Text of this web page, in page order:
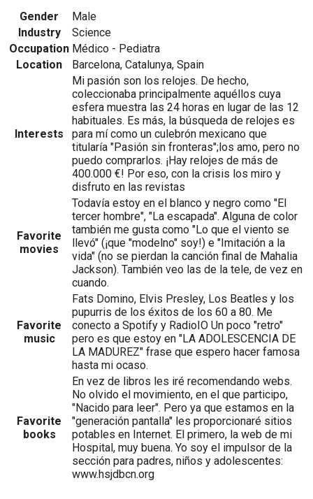
Gender
Male
Industry
Science
Occupation Médico - Pediatra
Location
Barcelona, Catalunya, Spain
Interests
Mi pasión son los relojes. De hecho,
coleccionaba principalmente aquéllos cuya
esfera muestra las 24 horas en lugar de las 12
habituales. Es más, la búsqueda de relojes es
para mí como un culebrón mexicano que
titularía "Pasión sin fronteras";los amo, pero no
puedo comprarlos. ¡Hay relojes de más de
400.000 €! Por eso, con la crisis los miro y
disfruto en las revistas
Favorite
movies
Todavía estoy en el blanco y negro como "El
tercer hombre", "La escapada". Alguna de color
también me gusta como "Lo que el viento se
llevó" (¡que "modelno" soy!) e "Imitación a la
vida" (no se pierdan la canción final de Mahalia
Jackson). También veo las de la tele, de vez en
cuando.
Favorite
music
Fats Domino, Elvis Presley, Los Beatles y los
pupurris de los éxitos de los 60 a 80. Me
conecto a Spotify y RadioIO Un poco "retro"
pero es que estoy en "LA ADOLESCENCIA DE
LA MADUREZ" frase que espero hacer famosa
hasta mi ocaso.
Favorite
books
En vez de libros les iré recomendando webs.
No olvido el movimiento, en el que participo,
"Nacido para leer". Pero ya que estamos en la
"generación pantalla" les proporcionaré sitios
potables en Internet. El primero, la web de mi
Hospital, muy buena. Yo soy el impulsor de la
sección para padres, niños y adolescentes:
www.hsjdbcn.org